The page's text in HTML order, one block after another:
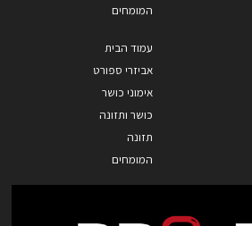
המומחים
עמוד הבית
אביזרי ספורט
אימוני כושר
כושר ותזונה
תזונה
המומחים